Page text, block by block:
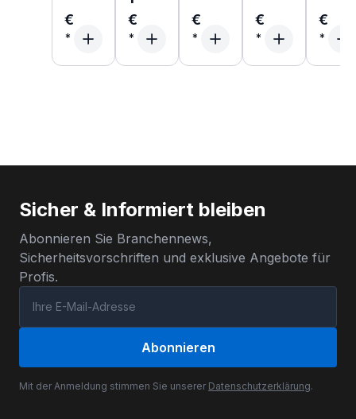
€
€
€ € €
Sicher & Informiert bleiben
Abonnieren Sie Branchennews,
Sicherheitsvorschriften und exklusive Angebote für
Profis.
Abonnieren
Mit der Anmeldung stimmen Sie unserer Datenschutzerklärung.